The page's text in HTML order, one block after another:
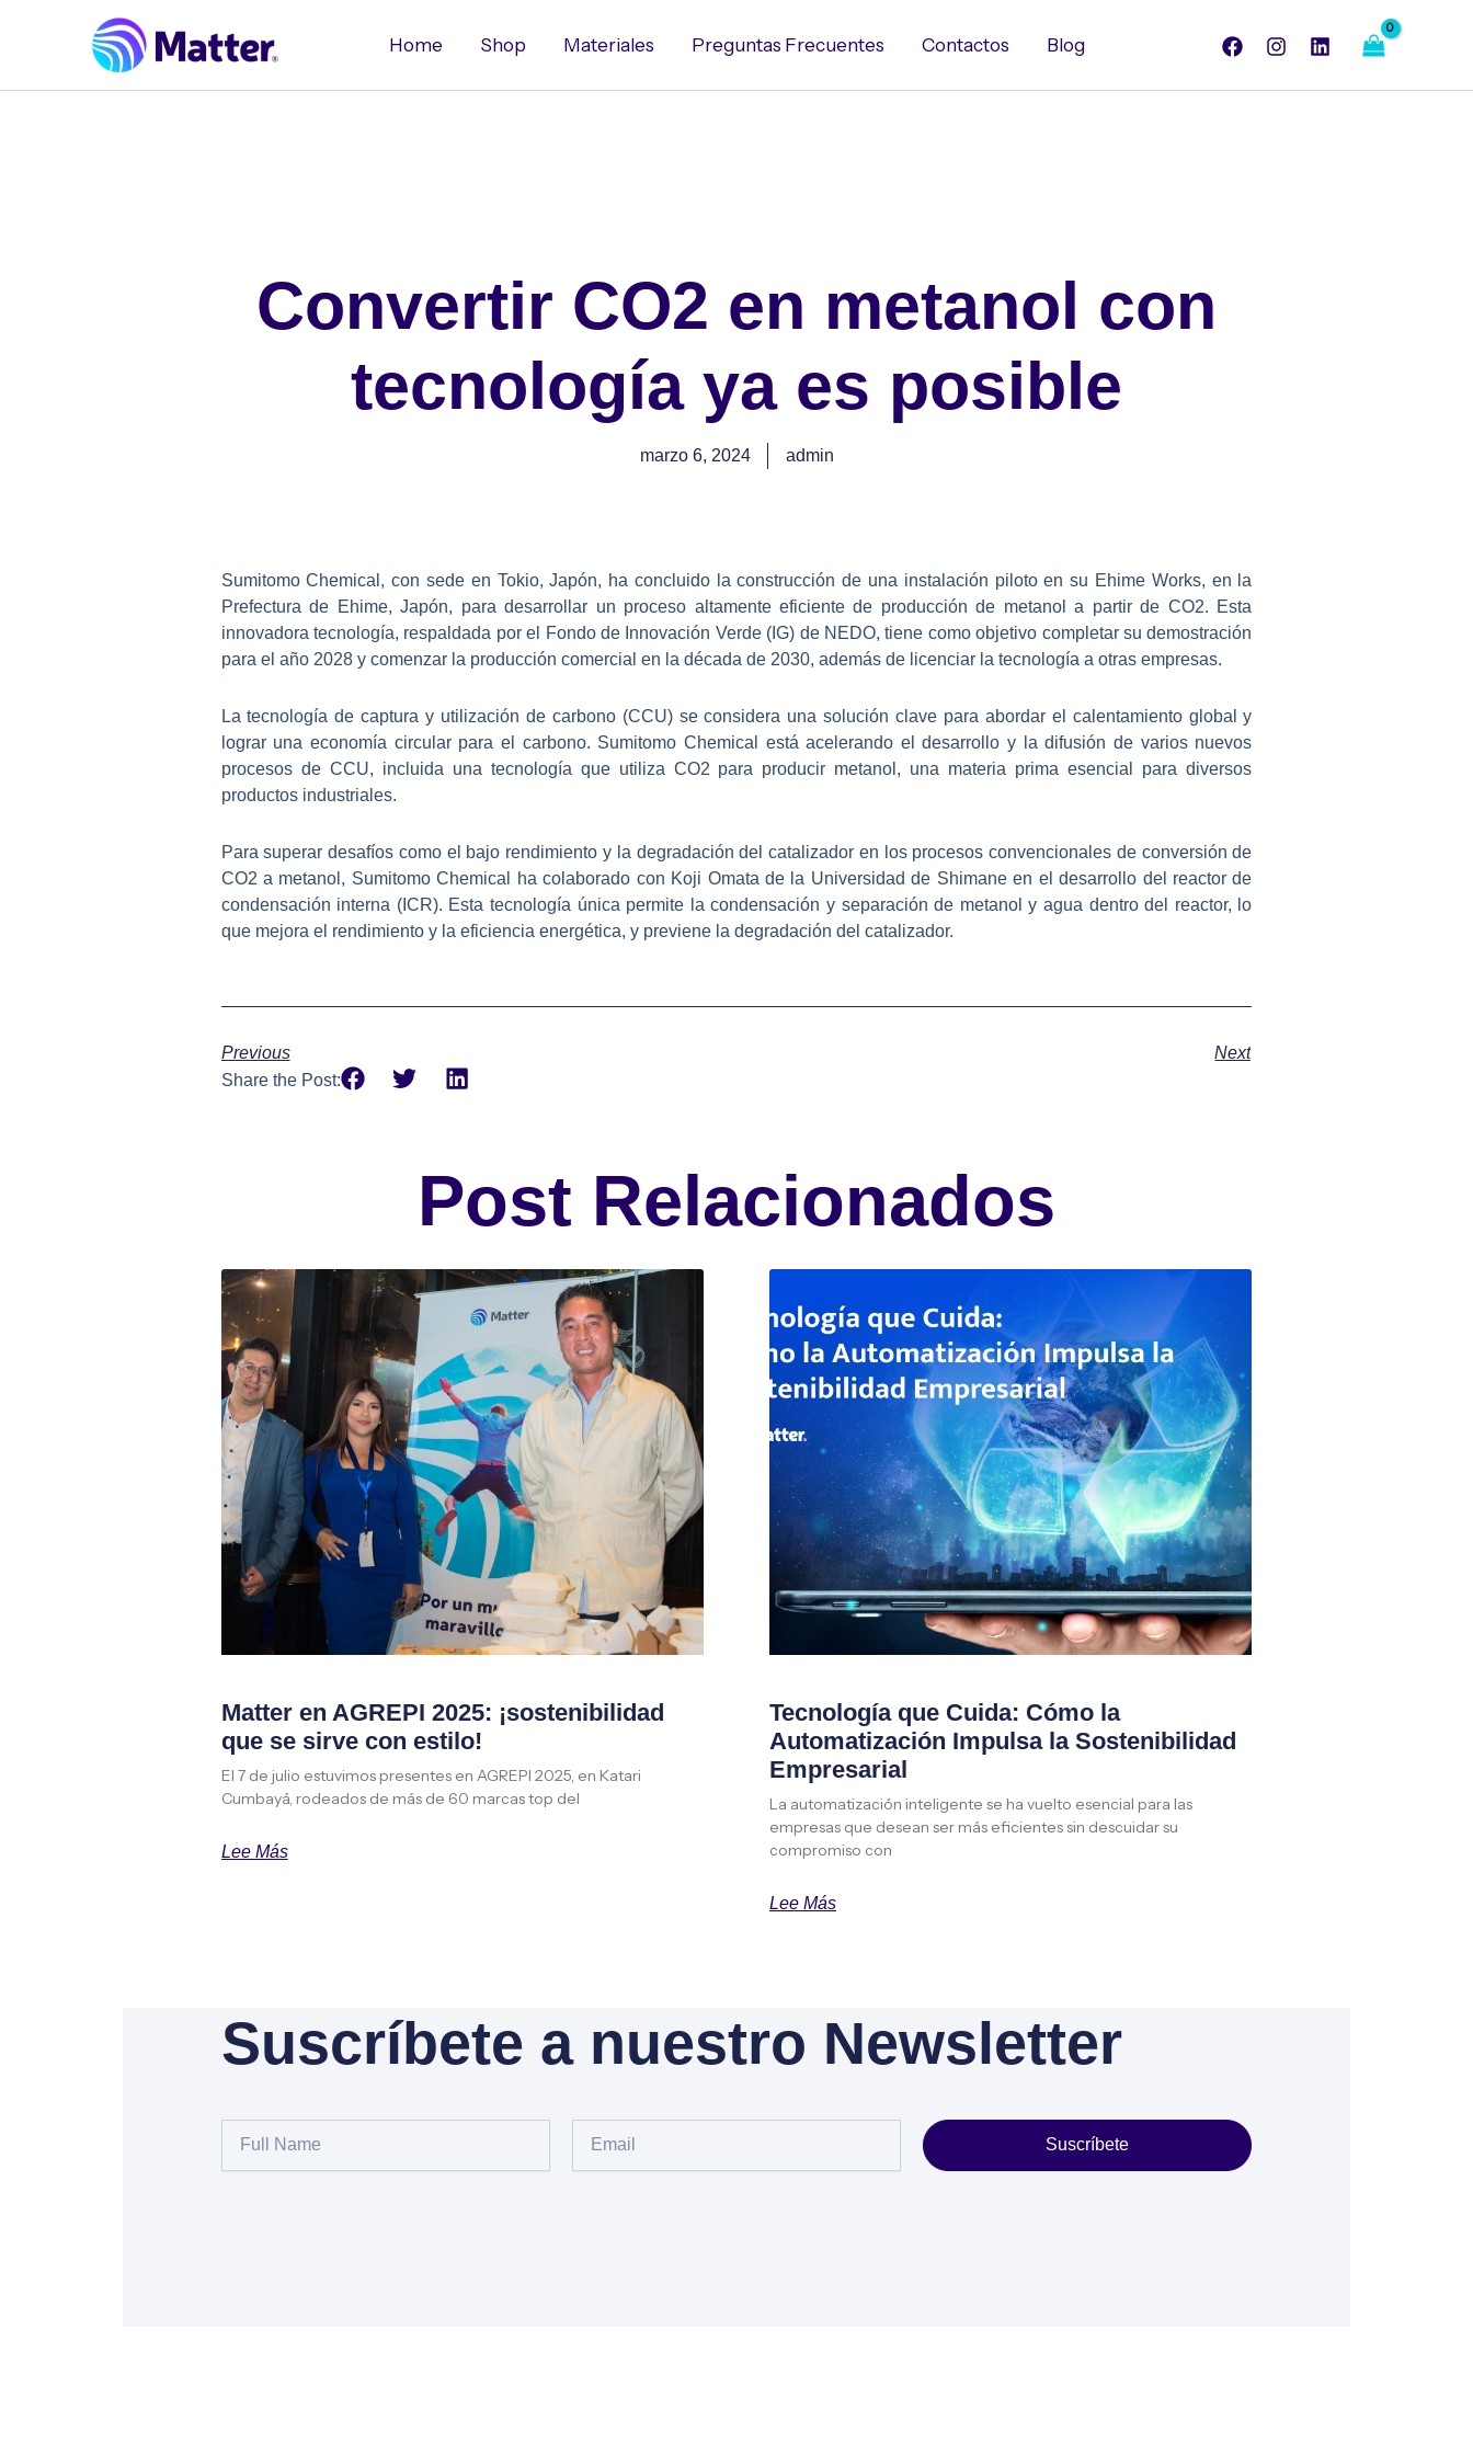
Home Shop Materiales Preguntas Frecuentes Contactos Blog
Convertir CO2 en metanol con
tecnología ya es posible
marzo 6, 2024 admin
Sumitomo Chemical, con sede en Tokio, Japón, ha concluido la construcción de una instalación piloto en su Ehime Works, en la
Prefectura de Ehime, Japón, para desarrollar un proceso altamente eficiente de producción de metanol a partir de CO2. Esta
innovadora tecnología, respaldada por el Fondo de Innovación Verde (IG) de NEDO, tiene como objetivo completar su demostración
para el año 2028 y comenzar la producción comercial en la década de 2030, además de licenciar la tecnología a otras empresas.
La tecnología de captura y utilización de carbono (CCU) se considera una solución clave para abordar el calentamiento global y
lograr una economía circular para el carbono. Sumitomo Chemical está acelerando el desarrollo y la difusión de varios nuevos
procesos de CCU, incluida una tecnología que utiliza CO2 para producir metanol, una materia prima esencial para diversos
productos industriales.
Para superar desafíos como el bajo rendimiento y la degradación del catalizador en los procesos convencionales de conversión de
CO2 a metanol, Sumitomo Chemical ha colaborado con Koji Omata de la Universidad de Shimane en el desarrollo del reactor de
condensación interna (ICR). Esta tecnología única permite la condensación y separación de metanol y agua dentro del reactor, lo
que mejora el rendimiento y la eficiencia energética, y previene la degradación del catalizador.
Previous
Next
Share the Post:
Post Relacionados
Matter en AGREPI 2025: ¡sostenibilidad
que se sirve con estilo!
El 7 de julio estuvimos presentes en AGREPI 2025, en Katari
Cumbayá, rodeados de más de 60 marcas top del
Lee Más
Tecnología que Cuida: Cómo la
Automatización Impulsa la Sostenibilidad
Empresarial
La automatización inteligente se ha vuelto esencial para las
empresas que desean ser más eficientes sin descuidar su
compromiso con
Lee Más
Suscríbete a nuestro Newsletter
Name
Suscríbete